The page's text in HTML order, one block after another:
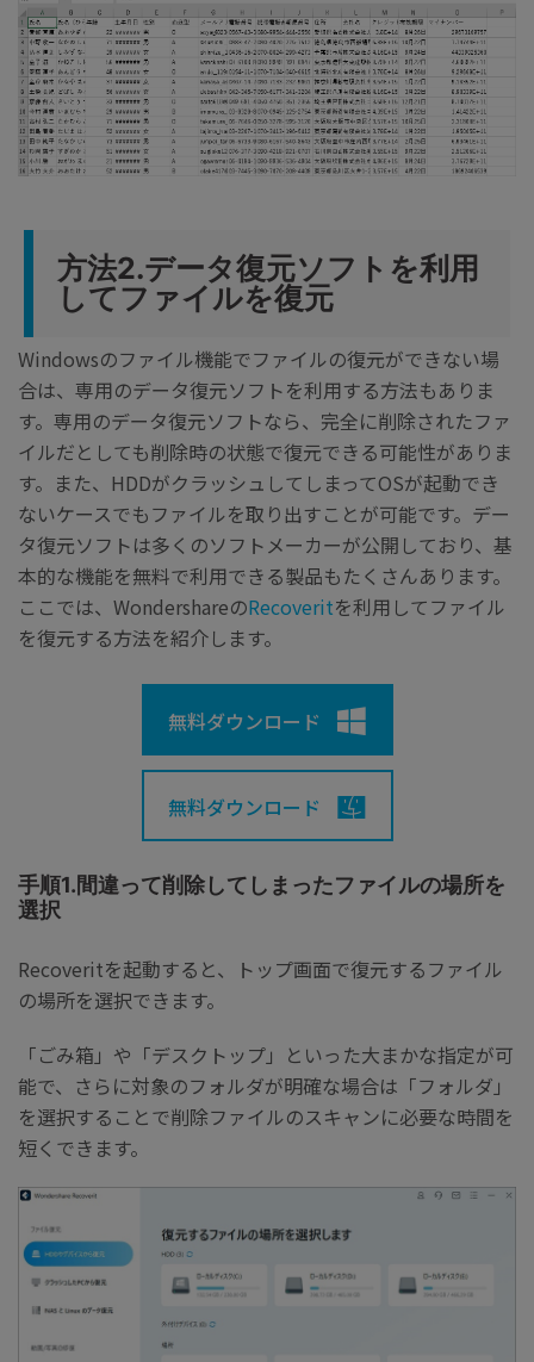
方法2.データ復元ソフトを利用
してファイルを復元
Windowsのファイル機能でファイルの復元ができない場
合は、専用のデータ復元ソフトを利用する方法もありま
す。専用のデータ復元ソフトなら、完全に削除されたファ
イルだとしても削除時の状態で復元できる可能性がありま
す。また、HDDがクラッシュしてしまってOSが起動でき
ないケースでもファイルを取り出すことが可能です。デー
タ復元ソフトは多くのソフトメーカーが公開しており、基
本的な機能を無料で利用できる製品もたくさんあります。
ここでは、WondershareのRecoveritを利用してファイル
を復元する方法を紹介します。
無料ダウンロード
無料ダウンロード
手順1.間違って削除してしまったファイルの場所を
選択
Recoveritを起動すると、トップ画面で復元するファイル
の場所を選択できます。
「ごみ箱」や「デスクトップ」といった大まかな指定が可
能で、さらに対象のフォルダが明確な場合は「フォルダ」
を選択することで削除ファイルのスキャンに必要な時間を
短くできます。